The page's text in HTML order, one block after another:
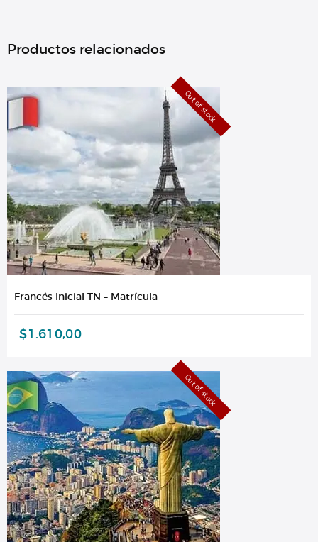
Productos relacionados
Out of stock
Francés Inicial TN – Matrícula
$1.610,00
Out of stock